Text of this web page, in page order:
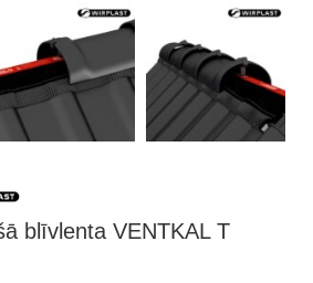
blīvlenta VENTKAL T